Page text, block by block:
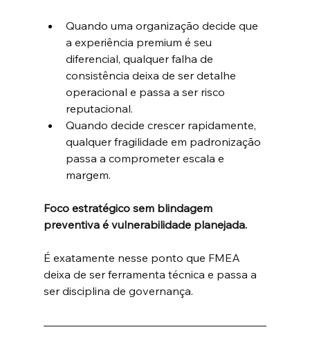
Quando uma organização decide que
a experiência premium é seu
diferencial, qualquer falha de
consistência deixa de ser detalhe
operacional e passa a ser risco
reputacional.
Quando decide crescer rapidamente,
qualquer fragilidade em padronização
passa a comprometer escala e
margem.
Foco estratégico sem blindagem
preventiva é vulnerabilidade planejada.
É exatamente nesse ponto que FMEA
deixa de ser ferramenta técnica e passa a
ser disciplina de governança.